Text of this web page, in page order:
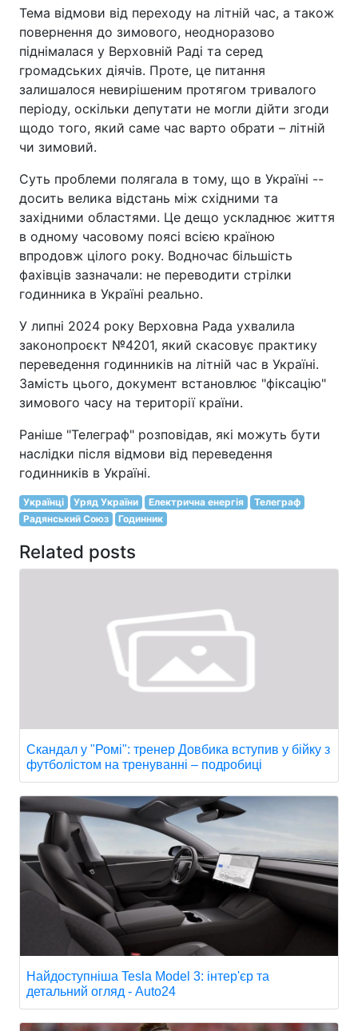
Тема відмови від переходу на літній час, а також
повернення до зимового, неодноразово
піднімалася у Верховній Раді та серед
громадських діячів. Проте, це питання
залишалося невирішеним протягом тривалого
періоду, оскільки депутати не могли дійти згоди
щодо того, який саме час варто обрати – літній
чи зимовий.
Суть проблеми полягала в тому, що в Україні --
досить велика відстань між східними та
західними областями. Це дещо ускладнює життя
в одному часовому поясі всією країною
впродовж цілого року. Водночас більшість
фахівців зазначали: не переводити стрілки
годинника в Україні реально.
У липні 2024 року Верховна Рада ухвалила
законопроєкт №4201, який скасовує практику
переведення годинників на літній час в Україні.
Замість цього, документ встановлює "фіксацію"
зимового часу на території країни.
Раніше "Телеграф" розповідав, які можуть бути
наслідки після відмови від переведення
годинників в Україні.
Українці Уряд України Електрична енергія
Телеграф
Радянський Союз
Годинник
Related posts
Скандал у "Ромі": тренер Довбика вступив у бійку з
футболістом на тренуванні – подробиці
Найдоступніша Tesla Model 3: інтер'єр та
детальний огляд - Auto24